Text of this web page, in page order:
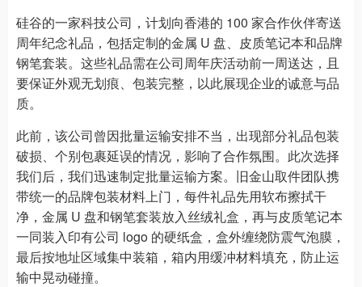
硅谷的一家科技公司，计划向香港的 100 家合作伙伴寄送
周年纪念礼品，包括定制的金属 U 盘、皮质笔记本和品牌
钢笔套装。这些礼品需在公司周年庆活动前一周送达，且
要保证外观无划痕、包装完整，以此展现企业的诚意与品
质。
此前，该公司曾因批量运输安排不当，出现部分礼品包装
破损、个别包裹延误的情况，影响了合作氛围。此次选择
我们后，我们迅速制定批量运输方案。旧金山取件团队携
带统一的品牌包装材料上门，每件礼品先用软布擦拭干
净，金属 U 盘和钢笔套装放入丝绒礼盒，再与皮质笔记本
一同装入印有公司 logo 的硬纸盒，盒外缠绕防震气泡膜，
最后按地址区域集中装箱，箱内用缓冲材料填充，防止运
输中晃动碰撞。